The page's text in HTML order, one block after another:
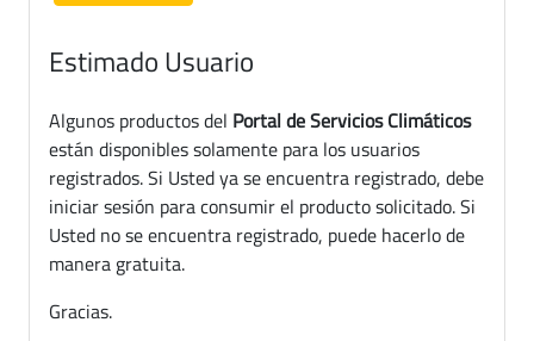
Estimado Usuario
Algunos productos del Portal de Servicios Climáticos
están disponibles solamente para los usuarios
registrados. Si Usted ya se encuentra registrado, debe
iniciar sesión para consumir el producto solicitado. Si
Usted no se encuentra registrado, puede hacerlo de
manera gratuita.
Gracias.